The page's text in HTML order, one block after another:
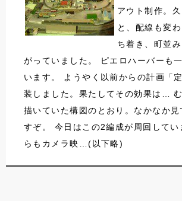
アウト制作。
と、配線も変
ち着き、町並
がっていました。 ピエロハーバーも
います。 ようやく以前からの計画「
装しました。果たしてその効果は…
描いていた構図のとおり。なかなか
すぞ。 今日はこの2編成が周回してい
らもカメラ映…(以下略)